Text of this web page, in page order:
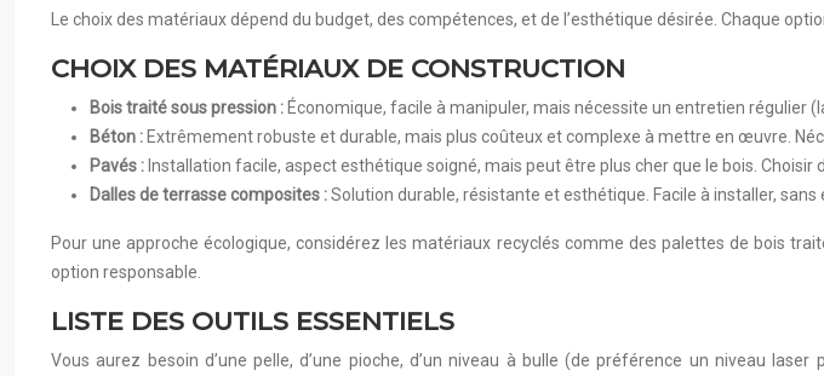
Le choix des matériaux dépend du budget, des compétences, et de l’esthétique désirée. Chaque
CHOIX DES MATÉRIAUX DE CONSTRUCTION
Bois traité sous pression : Économique, facile à manipuler, mais nécessite un entretien régulier
Béton : Extrêmement robuste et durable, mais plus coûteux et complexe à mettre en œuvre.
Pavés : Installation facile, aspect esthétique soigné, mais peut être plus cher que le bois. Choisir
Dalles de terrasse composites :Solution durable, résistante et esthétique. Facile à installer, sans
Pour une approche écologique, considérez les matériaux recyclés comme des palettes de bois
option responsable.
LISTE DES OUTILS ESSENTIELS
Vous aurez besoin d’une pelle, d’une pioche, d’un niveau à bulle (de préférence un niveau